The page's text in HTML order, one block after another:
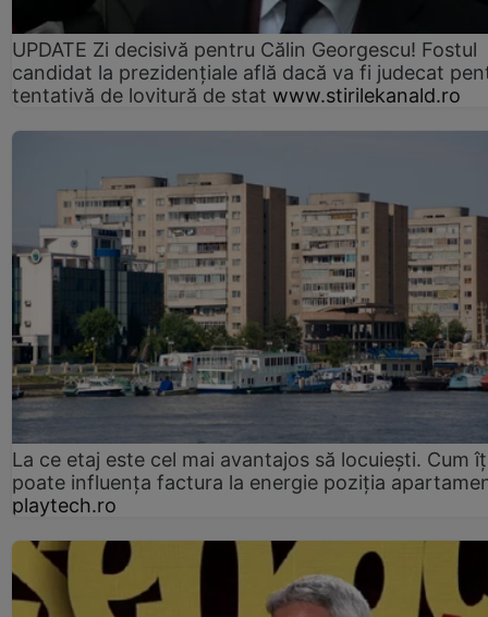
UPDATE Zi decisivă pentru Călin Georgescu! Fostul
candidat la prezidențiale află dacă va fi judecat
tentativă de lovitură de stat www.stirilekanald.ro
La ce etaj este cel mai avantajos să locuiești. Cum
poate influența factura la energie poziția
playtech.ro